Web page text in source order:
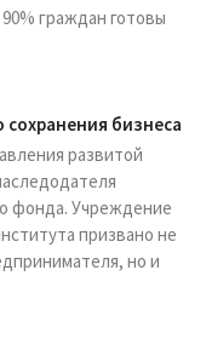
граждан готовы
бизнеса
развитой
фонда. Учреждение
призвано не
но и